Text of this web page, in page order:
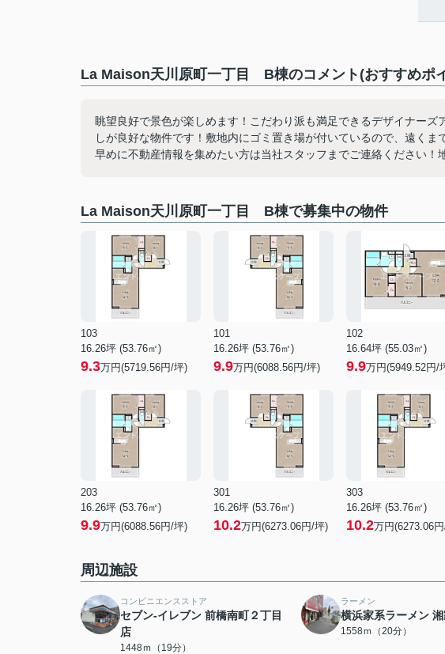
La Maison天川原町一丁目 B棟のコメント(おすすめポ
眺望良好で景色が楽しめます！こだわり派も満足できるデザイナー
しが良好な物件です！敷地内にゴミ置き場が付いているので、遠く
早めに不動産情報を集めたい方は当社スタッフまでご連絡ください！
La Maison天川原町一丁目 B棟で募集中の物件
103
16.26坪 (53.76㎡)
9.3万円(5719.56円/坪)
101
16.26坪 (53.76㎡)
9.9万円(6088.56円/坪)
102
16.64坪 (55.03㎡)
9.9万円(5949.52円/
203
16.26坪 (53.76㎡)
9.9万円(6088.56円/坪)
301
16.26坪 (53.76㎡)
10.2万円(6273.06円/坪)
303
16.26坪 (53.76㎡)
10.2万円(6273.06
周辺施設
コンビニエンスストア
セブン-イレブン 前橋南町２丁目
店
1448ｍ（19分）
ラーメン
横浜家系ラーメン
1558ｍ（20分）